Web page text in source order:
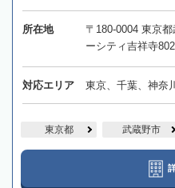
所在地
〒180-0004 東京
ーシティ吉祥寺802
対応エリア 東京、千葉、神奈
東京都 武蔵野市